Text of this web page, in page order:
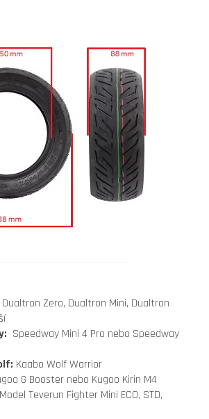
Dualtron Zero, Dualtron Mini, Dualtron
Speedway Mini 4 Pro nebo Speedway
Kaabo Wolf Warrior
G Booster nebo Kugoo Kirin M4
Model Teverun Fighter Mini ECO, STD,